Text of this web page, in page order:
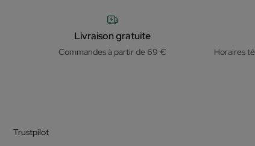
Livraison gratuite
Commandes à partir de 69 €
Horaires
Trustpilot